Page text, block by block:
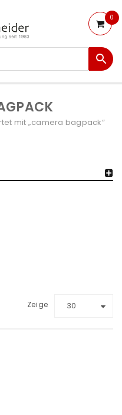
0
mit „camera bagpack“
Zeige 30